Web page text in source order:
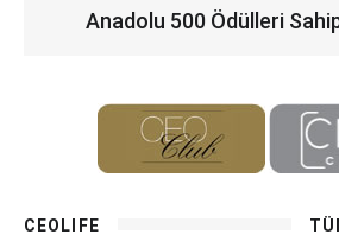
Anadolu 500 Ödülleri
CEOLIFE